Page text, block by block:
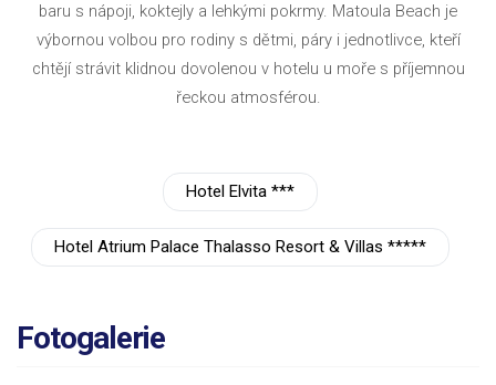
baru s nápoji, koktejly a lehkými pokrmy. Matoula Beach je
výbornou volbou pro rodiny s dětmi, páry i jednotlivce, kteří
chtějí strávit klidnou dovolenou v hotelu u moře s příjemnou
řeckou atmosférou.
Hotel Elvita ***
Hotel Atrium Palace Thalasso Resort & Villas *****
Fotogalerie